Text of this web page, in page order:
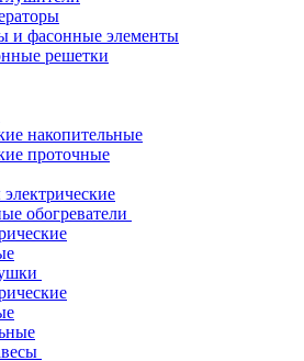
и фасонные элементы
решетки
накопительные
проточные
обогреватели